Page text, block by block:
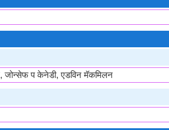
जोन्सेफ प केनेडी, एडविन मॅकमिलन